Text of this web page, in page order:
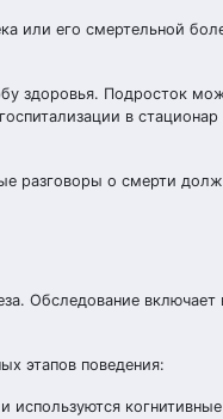
его смертельной
здоровья. Подросток
в
разговоры о смерти
Обследование
этапов поведения:
используются